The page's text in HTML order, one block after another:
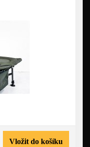
Vložit do košíku